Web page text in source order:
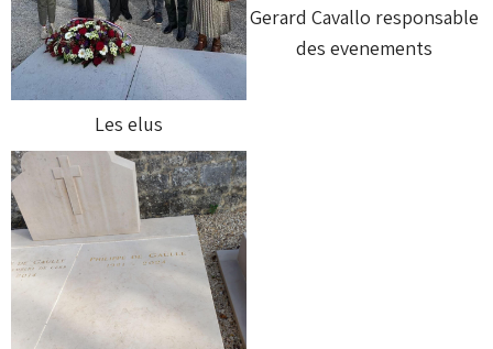
Les elus
Gerard Cavallo responsable
des evenements